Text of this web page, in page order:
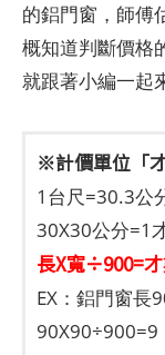
的鋁門窗，師傅
概知道判斷價格
就跟著小編一起
※計價單位「
1台尺=30.3公
30X30公分=1
長X寬÷900=
EX：鋁門窗長
90X90÷900=9